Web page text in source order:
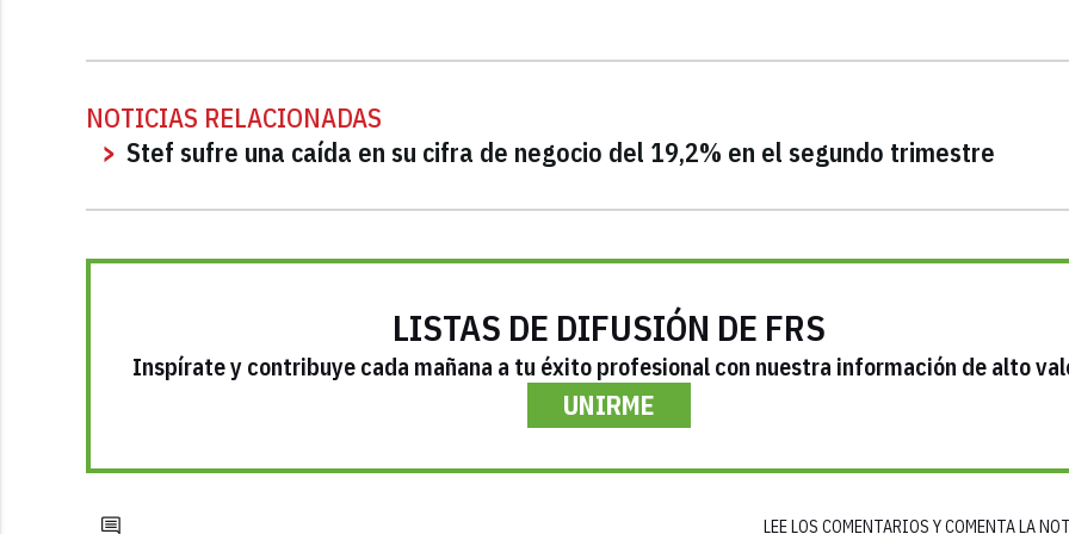
NOTICIAS RELACIONADAS
Stef sufre una caída en su cifra de negocio del 19,2% en el segundo trimestre
LISTAS DE DIFUSIÓN DE FRS
Inspírate y contribuye cada mañana a tu éxito profesional con nuestra información de alto
UNIRME
LEE LOS COMENTARIOS Y COMENTA LA